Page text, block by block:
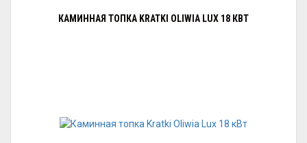
КАМИННАЯ ТОПКА KRATKI OLIWIA LUX 18 КВТ